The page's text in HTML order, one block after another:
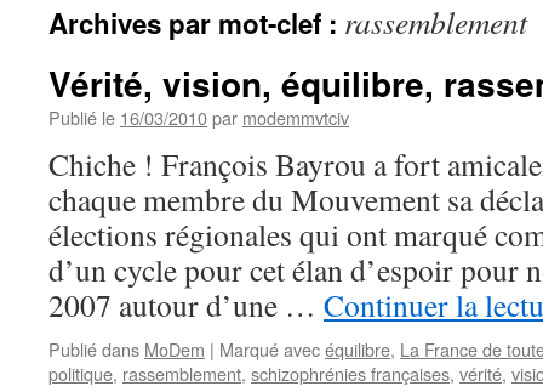
Archives par mot-clef : rassemblement
Vérité, vision, équilibre,
Publié le 16/03/2010par modemmvtciv
Chiche ! François Bayrou a fort
chaque membre du Mouvement sa
élections régionales qui ont marqué
d’un cycle pour cet élan d’espoir pour
2007 autour d’une … Continuer la
Publié dans MoDem | Marqué avecéquilibre, La France de
politique, rassemblement, schizophrénies françaises, vérité,